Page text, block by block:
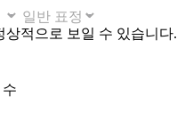
상적으로 보일 수 있습니다.